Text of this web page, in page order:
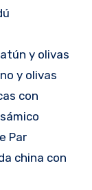
y olivas
y olivas
con
Par
china con